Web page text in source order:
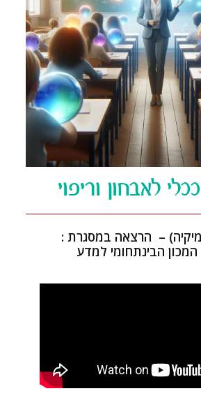
לאבחון וריפוי
– הרצאה במסגרת :
הבינתחומי למדע